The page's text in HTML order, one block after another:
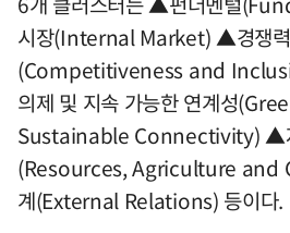
시장(Internal Market) ▲경쟁력
(Competitiveness and
의제 및 지속 가능한 연계성
Sustainable Connectivity) ▲
(Resources, Agriculture and
계(External Relations) 등이다.